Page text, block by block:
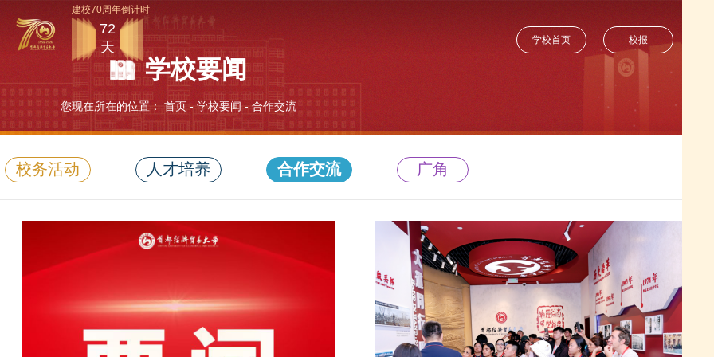
学校首页 校报
建校70周年倒计时
72
天
学校要闻
您现在所在的位置： 首页-学校要闻-合作交流
校务活动 人才培养 合作交流 广角